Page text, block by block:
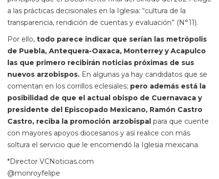
a las prácticas decisionales en la Iglesia: “cultura de la
transparencia, rendición de cuentas y evaluación” (N°11).
Por ello, todo parece indicar que serían las metrópolis
de Puebla, Antequera-Oaxaca, Monterrey y Acapulco
las que primero recibirán noticias próximas de sus
nuevos arzobispos. En algunas ya hay candidatos que se
comentan en los corrillos eclesiales; pero además está la
posibilidad de que el actual obispo de Cuernavaca y
presidente del Episcopado Mexicano, Ramón Castro
Castro, reciba la promoción arzobispal para que cuente
con mayores apoyos diocesanos y así realice con más
soltura el servicio que le encomendó la Iglesia mexicana.
*Director VCNoticias.com
@monroyfelipe